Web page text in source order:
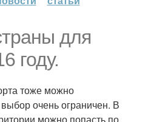
для
году.
тоже можно
очень ограничен. В